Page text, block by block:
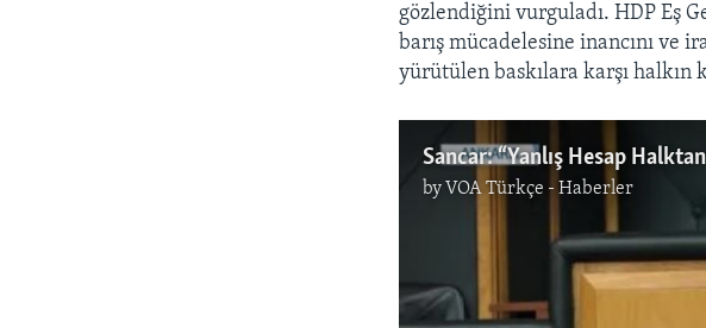
gözlendiğini vurguladı. HDP Eş
barış mücadelesine inancını ve
yürütülen baskılara karşı halkın
Sancar: “Yanlış Hesap
by VOA Türkçe - Haberler